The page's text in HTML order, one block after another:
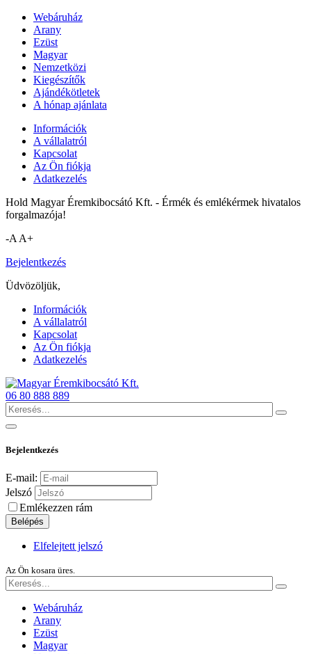
Webáruház
Arany
Ezüst
Magyar
Nemzetközi
Kiegészítők
Ajándékötletek
A hónap ajánlata
Információk
A vállalatról
Kapcsolat
Az Ön fiókja
Adatkezelés
Hold Magyar Éremkibocsátó Kft. - Érmék és emlékérmek hivatalos
forgalmazója!
-A A+
Bejelentkezés
Üdvözöljük,
Információk
A vállalatról
Kapcsolat
Az Ön fiókja
Adatkezelés
06 80 888 889
Bejelentkezés
E-mail:
Jelszó
Emlékezzen rám
Belépés
Elfelejtett jelszó
Az Ön kosara üres.
Webáruház
Arany
Ezüst
Magyar